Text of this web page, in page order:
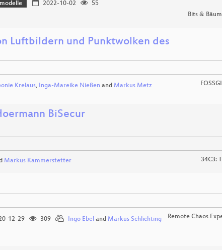
2022-10-02
55
Bits &
Luftbildern und Punktwolken des
Krelaus, Inga-Mareike Nießen and Markus Metz
BiSecur
Markus Kammerstetter 34C3:
12-29 309 Ingo Ebel and Markus Schlichting Remote Chaos